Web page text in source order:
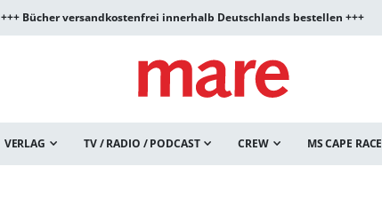
+++ Bücher versandkostenfrei innerhalb Deutschlands bestellen +++
VERLAG TV / RADIO / PODCAST CREW MS CAPE RACE